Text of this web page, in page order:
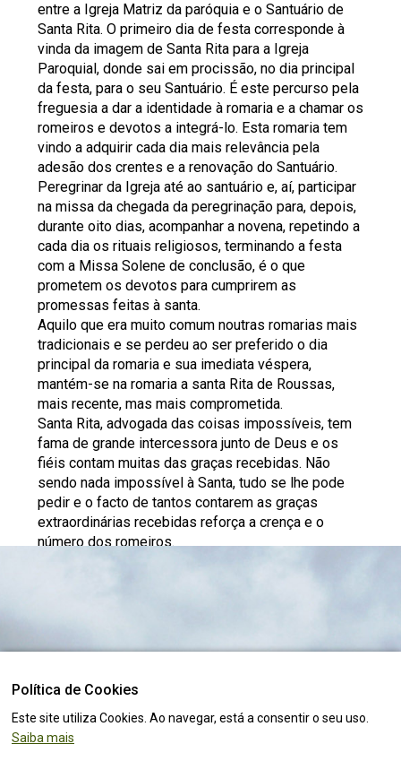
entre a Igreja Matriz da paróquia e o Santuário de
Santa Rita. O primeiro dia de festa corresponde à
vinda da imagem de Santa Rita para a Igreja
Paroquial, donde sai em procissão, no dia principal
da festa, para o seu Santuário. É este percurso pela
freguesia a dar a identidade à romaria e a chamar os
romeiros e devotos a integrá-lo. Esta romaria tem
vindo a adquirir cada dia mais relevância pela
adesão dos crentes e a renovação do Santuário.
Peregrinar da Igreja até ao santuário e, aí, participar
na missa da chegada da peregrinação para, depois,
durante oito dias, acompanhar a novena, repetindo a
cada dia os rituais religiosos, terminando a festa
com a Missa Solene de conclusão, é o que
prometem os devotos para cumprirem as
promessas feitas à santa.
Aquilo que era muito comum noutras romarias mais
tradicionais e se perdeu ao ser preferido o dia
principal da romaria e sua imediata véspera,
mantém-se na romaria a santa Rita de Roussas,
mais recente, mas mais comprometida.
Santa Rita, advogada das coisas impossíveis, tem
fama de grande intercessora junto de Deus e os
fiéis contam muitas das graças recebidas. Não
sendo nada impossível à Santa, tudo se lhe pode
pedir e o facto de tantos contarem as graças
extraordinárias recebidas reforça a crença e o
número dos romeiros.
ardendo um altar e imagens. A comunidade e
reconstrução. Temos uma capela de uma só nave,
sineira que ocupa a sua parte central. Apresenta nas
fachadas grandes aberturas. A reconstrução de uma
Política de Cookies
Este site utiliza Cookies. Ao navegar, está a consentir o seu uso.
Saiba mais